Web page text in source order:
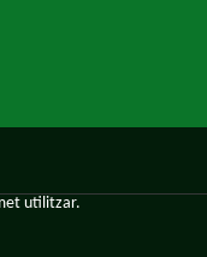
utilitzar.